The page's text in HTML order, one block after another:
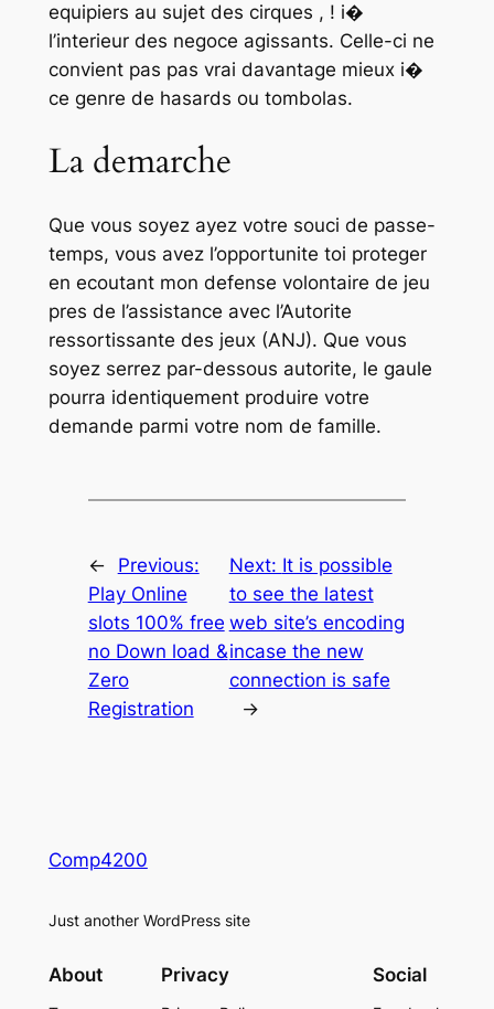
equipiers au sujet des cirques , ! i�
l’interieur des negoce agissants. Celle-ci ne
convient pas pas vrai davantage mieux i�
ce genre de hasards ou tombolas.
La demarche
Que vous soyez ayez votre souci de passe-
temps, vous avez l’opportunite toi proteger
en ecoutant mon defense volontaire de jeu
pres de l’assistance avec l’Autorite
ressortissante des jeux (ANJ). Que vous
soyez serrez par-dessous autorite, le gaule
pourra identiquement produire votre
demande parmi votre nom de famille.
←
Previous:
Play Online
slots 100% free
no Down load &
Zero
Registration
Next: It is possible
to see the latest
web site’s encoding
incase the new
connection is safe
→
Comp4200
Just another WordPress site
About Privacy Social